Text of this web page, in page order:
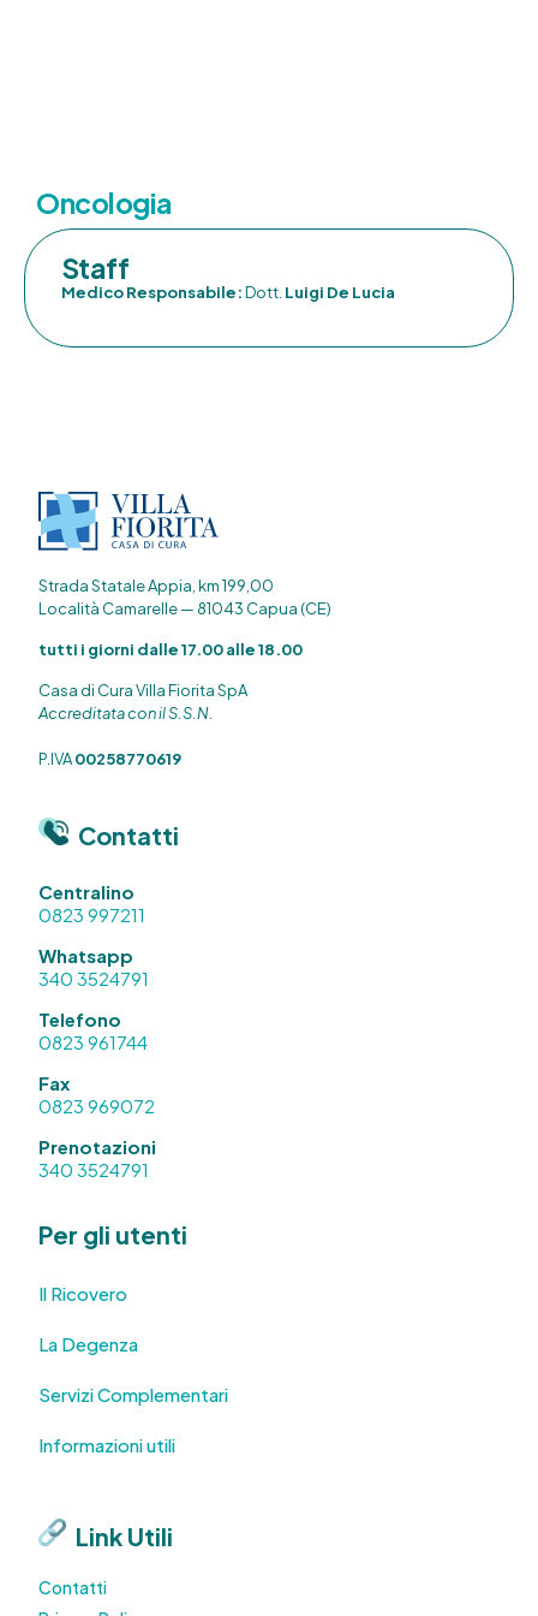
Oncologia
Staff
Medico Responsabile:Dott. Luigi De Lucia
Strada Statale Appia, km 199,00
Località Camarelle — 81043 Capua (CE)
tutti i giorni dalle 17.00 alle 18.00
Casa di Cura Villa Fiorita SpA
Accreditata con il S.S.N.
P.IVA00258770619
Contatti
Centralino
0823 997211
Whatsapp
340 3524791
Telefono
0823 961744
Fax
0823 969072
Prenotazioni
340 3524791
Per gli utenti
Il Ricovero
La Degenza
Servizi Complementari
Informazioni utili
Link Utili
Contatti